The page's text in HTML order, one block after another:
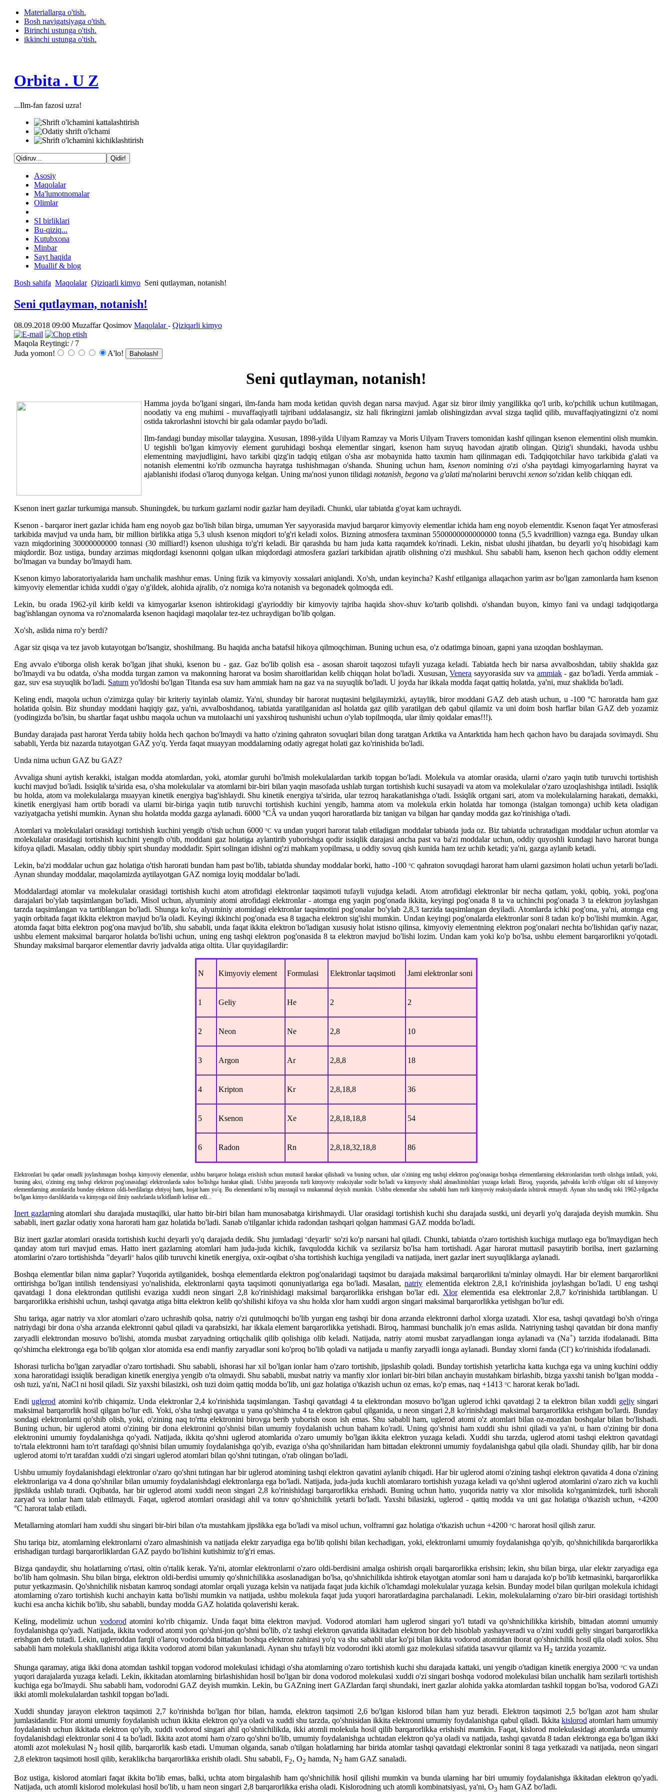
Materiallarga o'tish.
Bosh navigatsiyaga o'tish.
Birinchi ustunga o'tish.
ikkinchi ustunga o'tish.
Orbita . U Z
...Ilm-fan fazosi uzra!
Asosiy
Maqolalar
Ma'lumotnomalar
Olimlar
SI birliklari
Bu-qiziq...
Kutubxona
Minbar
Sayt haqida
Muallif & blog
Bosh sahifa Maqolalar Qiziqarli kimyo Seni qutlayman, notanish!
Seni qutlayman, notanish!
08.09.2018 09:00 Muzaffar Qosimov Maqolalar- Qiziqarli kimyo
Maqola Reytingi: / 7
Juda yomon!
A'lo!
Seni qutlayman, notanish!
Hamma joyda bo'lgani singari, ilm-fanda ham moda ketidan quvish degan narsa mavjud. Agar siz biror ilmiy yangilikka qo'l urib, ko'pchilik uchun kutilmagan,
noodatiy va eng muhimi - muvaffaqiyatli tajribani uddalasangiz, siz hali fikringizni jamlab olishingizdan avval sizga taqlid qilib, muvaffaqiyatingizni o'z nomi
ostida takrorlashni istovchi bir gala odamlar paydo bo'ladi.
Ilm-fandagi bunday misollar talaygina. Xususan, 1898-yilda Uilyam Ramzay va Moris Uilyam Travers tomonidan kashf qilingan ksenon elementini olish mumkin.
U tegishli bo'lgan kimyoviy element guruhidagi boshqa elementlar singari, ksenon ham suyuq havodan ajratib olingan. Qizig'i shundaki, havoda ushbu
elementning mavjudligini, havo tarkibi qizg'in tadqiq etilgan o'sha asr mobaynida hatto taxmin ham qilinmagan edi. Tadqiqotchilar havo tarkibida g'alati va
notanish elementni ko'rib ozmuncha hayratga tushishmagan o'shanda. Shuning uchun ham,ksenon nomining o'zi o'sha paytdagi kimyogarlarning hayrat va
ajablanishi ifodasi o'laroq dunyoga kelgan. Uning ma'nosi yunon tilidagi notanish, begonava g'alatima'nolarini beruvchi xenonso'zidan kelib chiqqan edi.
Ksenon inert gazlar turkumiga mansub. Shuningdek, bu turkum gazlarni nodir gazlar ham deyiladi. Chunki, ular tabiatda g'oyat kam uchraydi.
Ksenon - barqaror inert gazlar ichida ham eng noyob gaz bo'lish bilan birga, umuman Yer sayyorasida mavjud barqaror kimyoviy elementlar ichida ham eng noyob elementdir. Ksenon faqat Yer atmosferasi
tarkibida mavjud va unda ham, bir million birlikka atiga 5,3 ulush ksenon miqdori to'g'ri keladi xolos. Bizning atmosfera taxminan 5500000000000000 tonna (5,5 kvadrillion) vaznga ega. Bunday ulkan
vazn miqdorining 30000000000 tonnasi (30 milliard!) ksenon ulushiga to'g'ri keladi. Bir qarashda bu ham juda katta raqamdek ko'rinadi. Lekin, nisbat ulushi jihatdan, bu deyarli yo'q hisobidagi kam
miqdordir. Boz ustiga, bunday arzimas miqdordagi ksenonni qolgan ulkan miqdordagi atmosfera gazlari tarkibidan ajratib olishning o'zi mushkul. Shu sababli ham, ksenon hech qachon oddiy element
bo'lmagan va bunday bo'lmaydi ham.
Ksenon kimyo laboratoriyalarida ham unchalik mashhur emas. Uning fizik va kimyoviy xossalari aniqlandi. Xo'sh, undan keyincha? Kashf etilganiga allaqachon yarim asr bo'lgan zamonlarda ham ksenon
kimyoviy elementlar ichida xuddi o'gay o'g'ildek, alohida ajralib, o'z nomiga ko'ra notanish va begonadek qolmoqda edi.
Lekin, bu orada 1962-yil kirib keldi va kimyogarlar ksenon ishtirokidagi g'ayrioddiy bir kimyoviy tajriba haqida shov-shuv ko'tarib qolishdi. o'shandan buyon, kimyo fani va undagi tadqiqotlarga
bag'ishlangan oynoma va ro'znomalarda ksenon haqidagi maqolalar tez-tez uchraydigan bo'lib qolgan.
Xo'sh, aslida nima ro'y berdi?
Agar siz qisqa va tez javob kutayotgan bo'lsangiz, shoshilmang. Bu haqida ancha batafsil hikoya qilmoqchiman. Buning uchun esa, o'z odatimga binoan, gapni yana uzoqdan boshlayman.
Eng avvalo e'tiborga olish kerak bo'lgan jihat shuki, ksenon bu - gaz. Gaz bo'lib qolish esa - asosan sharoit taqozosi tufayli yuzaga keladi. Tabiatda hech bir narsa avvalboshdan, tabiiy shaklda gaz
bo'lmaydi va bu odatda, o'sha modda turgan zamon va makonning harorat va bosim sharoitlaridan kelib chiqqan holat bo'ladi. Xususan,Venera sayyorasida suv va ammiak- gaz bo'ladi. Yerda ammiak -
gaz, suv esa suyuqlik bo'ladi. Saturn yo'ldoshi bo'lgan Titanda esa suv ham ammiak ham na gaz va na suyuqlik bo'ladi. U joyda har ikkala modda faqat qattiq holatda, ya'ni, muz shaklida bo'ladi.
Keling endi, maqola uchun o'zimizga qulay bir kriteriy tayinlab olamiz. Ya'ni, shunday bir harorat nuqtasini belgilaymizki, aytaylik, biror moddani GAZ deb atash uchun, u -100 °C haroratda ham gaz
holatida qolsin. Biz shunday moddani haqiqiy gaz, ya'ni, avvalboshdanoq, tabiatda yaratilganidan asl holatda gaz qilib yaratilgan deb qabul qilamiz va uni doim bosh harflar bilan GAZ deb yozamiz
(yodingizda bo'lsin, bu shartlar faqat ushbu maqola uchun va mutolaachi uni yaxshiroq tushunishi uchun o'ylab topilmoqda, ular ilmiy qoidalar emas!!!).
Bunday darajada past harorat Yerda tabiiy holda hech qachon bo'lmaydi va hatto o'zining qahraton sovuqlari bilan dong taratgan Arktika va Antarktida ham hech qachon havo bu darajada sovimaydi. Shu
sababli, Yerda biz nazarda tutayotgan GAZ yo'q. Yerda faqat muayyan moddalarning odatiy agregat holati gaz ko'rinishida bo'ladi.
Unda nima uchun GAZ bu GAZ?
Avvaliga shuni aytish kerakki, istalgan modda atomlardan, yoki, atomlar guruhi bo'lmish molekulalardan tarkib topgan bo'ladi. Molekula va atomlar orasida, ularni o'zaro yaqin tutib turuvchi tortishish
kuchi mavjud bo'ladi. Issiqlik ta'sirida esa, o'sha molekulalar va atomlarni bir-biri bilan yaqin masofada ushlab turgan tortishish kuchi susayadi va atom va molekulalar o'zaro uzoqlashishga intiladi. Issiqlik
bu holda, atom va molekulalarga muayyan kinetik energiya bag'ishlaydi. Shu kinetik energiya ta'sirida, ular tezroq harakatlanishga o'tadi. Issiqlik ortgani sari, atom va molekulalarning harakati, demakki,
kinetik energiyasi ham ortib boradi va ularni bir-biriga yaqin tutib turuvchi tortishish kuchini yengib, hamma atom va molekula erkin holatda har tomonga (istalgan tomonga) uchib keta oladigan
vaziyatgacha yetishi mumkin. Aynan shu holatda modda gazga aylanadi. 6000 °CÂ va undan yuqori haroratlarda biz tanigan va bilgan har qanday modda gaz ko'rinishiga o'tadi.
Atomlari va molekulalari orasidagi tortishish kuchini yengib o'tish uchun 6000°C va undan yuqori harorat talab etiladigan moddalar tabiatda juda oz. Biz tabiatda uchratadigan moddalar uchun atomlar va
molekulalar orasidagi tortishish kuchini yengib o'tib, moddani gaz holatiga aylantirib yuborishga qodir issiqlik darajasi ancha past va ba'zi moddalar uchun, oddiy quyoshli kundagi havo harorat bunga
kifoya qiladi. Masalan, oddiy tibbiy spirt shunday moddadir. Spirt solingan idishni og'zi mahkam yopilmasa, u oddiy sovuq qish kunida ham tez uchib ketadi; ya'ni, gazga aylanib ketadi.
Lekin, ba'zi moddalar uchun gaz holatiga o'tish harorati bundan ham past bo'lib, tabiatda shunday moddalar borki, hatto -100°C qahraton sovuqdagi harorat ham ularni gazsimon holati uchun yetarli bo'ladi.
Aynan shunday moddalar, maqolamizda aytilayotgan GAZ nomiga loyiq moddalar bo'ladi.
Moddalardagi atomlar va molekulalar orasidagi tortishish kuchi atom atrofidagi elektronlar taqsimoti tufayli vujudga keladi. Atom atrofidagi elektronlar bir necha qatlam, yoki, qobiq, yoki, pog'ona
darajalari bo'ylab taqsimlangan bo'ladi. Misol uchun, alyuminiy atomi atrofidagi elektronlar - atomga eng yaqin pog'onada ikkita, keyingi pog'onada 8 ta va uchinchi pog'onada 3 ta elektron joylashgan
tarzda taqsimlangan va tartiblangan bo'ladi. Shunga ko'ra, alyuminiy atomidagi elektronlar taqsimotini pog'onalar bo'ylab 2,8,3 tarzida taqsimlangan deyiladi. Atomlarda ichki pog'ona, ya'ni, atomga eng
yaqin orbitada faqat ikkita elektron mavjud bo'la oladi. Keyingi ikkinchi pog'onada esa 8 tagacha elektron sig'ishi mumkin. Undan keyingi pog'onalarda elektronlar soni 8 tadan ko'p bo'lishi mumkin. Agar,
atomda faqat bitta elektron pog'ona mavjud bo'lib, shu sababli, unda faqat ikkita elektron bo'ladigan xususiy holat istisno qilinsa, kimyoviy elementning elektron pog'onalari nechta bo'lishidan qat'iy nazar,
ushbu element maksimal barqaror holatda bo'lishi uchun, uning eng tashqi elektron pog'onasida 8 ta elektron mavjud bo'lishi lozim. Undan kam yoki ko'p bo'lsa, ushbu element barqarorlikni yo'qotadi.
Shunday maksimal barqaror elementlar davriy jadvalda atiga oltita. Ular quyidagilardir:
N Kimyoviy element Formulasi Elektronlar taqsimoti Jami elektronlar soni
1 Geliy He 2 2
2 Neon Ne 2,8 10
3 Argon Ar 2,8,8 18
4 Kripton Kr 2,8,18,8 36
5 Ksenon Xe 2,8,18,18,8 54
6 Radon Rn 2,8,18,32,18,8 86
Elektronlari bu qadar omadli joylashmagan boshqa kimyoviy elementlar, ushbu barqaror holatga erishish uchun muttasil harakat qilishadi va buning uchun, ular o'zining eng tashqi elektron pog'onasiga boshqa elementlarning elektronlaridan tortib olishga intiladi, yoki,
buning aksi, o'zining eng tashqi elektron pog'onasidagi elektronlarda xalos bo'lishga harakat qiladi. Ushbu jarayonda turli kimyoviy reaksiyalar sodir bo'ladi va kimyoviy shakl almashinishlari yuzaga keladi. Biroq, yuqorida, jadvalda ko'rib o'tilgan olti xil kimyoviy
elementlarning atomlarida bunday elektron oldi-berdilariga ehtiyoj ham, hojat ham yo'q. Bu elementlarni to'liq mustaqil va mukammal deyish mumkin. Ushbu elementlar shu sababli ham turli kimyoviy reaksiyalarda ishtirok etmaydi. Aynan shu tasdiq toki 1962-yilgacha
bo'lgan kimyo darsliklarida va kimyoga oid ilmiy nashrlarda ta'kidlanib kelinar edi...
Inert gazlarning atomlari shu darajada mustaqilki, ular hatto bir-biri bilan ham munosabatga kirishmaydi. Ular orasidagi tortishish kuchi shu darajada sustki, uni deyarli yo'q darajada deyish mumkin. Shu
sababli, inert gazlar odatiy xona harorati ham gaz holatida bo'ladi. Sanab o'tilganlar ichida radondan tashqari qolgan hammasi GAZ modda bo'ladi.
Biz inert gazlar atomlari orasida tortishish kuchi deyarli yo'q darajada dedik. Shu jumladagi"deyarli" so'zi ko'p narsani hal qiladi. Chunki, tabiatda o'zaro tortishish kuchiga mutlaqo ega bo'lmaydigan hech
qanday atom turi mavjud emas. Hatto inert gazlarning atomlari ham juda-juda kichik, favqulodda kichik va sezilarsiz bo'lsa ham tortishadi. Agar harorat muttasil pasaytirib borilsa, inert gazlarning
atomlarini o'zaro tortishishda "deyarli"halos qilib turuvchi kinetik energiya, oxir-oqibat o'sha tortishish kuchiga yengiladi va natijada, inert gazlar inert suyuqliklarga aylanadi.
Boshqa elementlar bilan nima gaplar? Yuqorida aytilganidek, boshqa elementlarda elektron pog'onalaridagi taqsimot bu darajada maksimal barqarorlikni ta'minlay olmaydi. Har bir element barqarorlikni
orttirishga bo'lgan intilish tendensiyasi yo'nalishida, elektronlarni qayta taqsimoti qonuniyatlariga ega bo'ladi. Masalan,natriy elementida elektron 2,8,1 ko'rinishida joylashgan bo'ladi. U eng tashqi
qavatdagi 1 dona elektrondan qutilishi evaziga xuddi neon singari 2,8 ko'rinishidagi maksimal barqarorlikka erishgan bo'lar edi. Xlorelementida esa elektronlar 2,8,7 ko'rinishida tartiblangan. U
barqarorlikka erishishi uchun, tashqi qavatga atiga bitta elektron kelib qo'shilishi kifoya va shu holda xlor ham xuddi argon singari maksimal barqarorlikka yetishgan bo'lur edi.
Shu tariqa, agar natriy va xlor atomlari o'zaro uchrashib qolsa, natriy o'zi qutulmoqchi bo'lib yurgan eng tashqi bir dona arzanda elektronni darhol xlorga uzatadi. Xlor esa, tashqi qavatdagi bo'sh o'ringa
natriydagi bir dona o'sha arzanda elektronni qabul qiladi va qarabsizki, har ikkala element barqarorlikka yetishadi. Biroq, hammasi bunchalik jo'n emas aslida. Natriyning tashqi qavatdan bir dona manfiy
zaryadli elektrondan mosuvo bo'lishi, atomda musbat zaryadning ortiqchalik qilib qolishiga olib keladi. Natijada, natriy atomi musbat zaryadlangan ionga aylanadi va (Na+) tarzida ifodalanadi. Bitta
qo'shimcha elektronga ega bo'lib qolgan xlor atomida esa endi manfiy zaryadlar soni ko'proq bo'lib qoladi va natijada u manfiy zaryadli ionga aylanadi. Bunday xlorni fanda (Cl-) ko'rinishida ifodalanadi.
Ishorasi turlicha bo'lgan zaryadlar o'zaro tortishadi. Shu sababli, ishorasi har xil bo'lgan ionlar ham o'zaro tortishib, jipslashib qoladi. Bunday tortishish yetarlicha katta kuchga ega va uning kuchini oddiy
xona haroratidagi issiqlik beradigan kinetik energiya yengib o'ta olmaydi. Shu sababli, musbat natriy va manfiy xlor ionlari bir-biri bilan anchayin mustahkam birlashib, bizga yaxshi tanish bo'lgan modda -
osh tuzi, ya'ni, NaCl ni hosil qiladi. Siz yaxshi bilasizki, osh tuzi doim qattiq modda bo'lib, uni gaz holatiga o'tkazish uchun oz emas, ko'p emas, naq +1413 °Charorat kerak bo'ladi.
Endiuglerod atomini ko'rib chiqamiz. Unda elektronlar 2,4 ko'rinishida taqsimlangan. Tashqi qavatdagi 4 ta elektrondan mosuvo bo'lgan uglerod ichki qavatdagi 2 ta elektron bilan xuddi geliysingari
maksimal barqarorlik hosil qilgan bo'lur edi. Yoki, o'sha tashqi qavatga u yana qo'shimcha 4 ta elektron qabul qilganida, u neon singari 2,8 ko'rinishdagi maksimal barqarorlikka erishgan bo'lardi. Bunday
sondagi elektronlarni qo'shib olish, yoki, o'zining naq to'rtta elektronini birovga berib yuborish oson ish emas. Shu sababli ham, uglerod atomi o'z atomlari bilan oz-mozdan boshqalar bilan bo'lishadi.
Buning uchun, bir uglerod atomi o'zining bir dona elektronini qo'shnisi bilan umumiy foydalanish uchun baham ko'radi. Uning qo'shnisi ham xuddi shu ishni qiladi va ya'ni, u ham o'zining bir dona
elektronini umumiy foydalanishga qo'yadi. Natijada, ikkita qo'shni uglerod atomlarida o'zaro umumiy bo'lgan ikkita elektron yuzaga keladi. Xuddi shu tarzda, uglerod atomi tashqi elektron qavatdagi
to'rtala elektronni ham to'rt tarafdagi qo'shnisi bilan umumiy foydalanishga qo'yib, evaziga o'sha qo'shnilaridan ham bittadan elektronni umumiy foydalanishga qabul qila oladi. Shunday qilib, har bir dona
uglerod atomi to'rt tarafdan xuddi o'zi singari uglerod atomlari bilan qo'shni tutingan, o'rab olingan bo'ladi.
Ushbu umumiy foydalanishdagi elektronlar o'zaro qo'shni tutingan har bir uglerod atomining tashqi elektron qavatini aylanib chiqadi. Har bir uglerod atomi o'zining tashqi elektron qavatida 4 dona o'zining
elektronlariga va 4 dona qo'shnilar bilan umumiy foydalanishdagi elektronlarga ega bo'ladi. Natijada, juda-juda kuchli atomlararo tortishish yuzaga keladi va qo'shni uglerod atomlarini o'zaro zich va kuchli
jipslikda ushlab turadi. Oqibatda, har bir uglerod atomi xuddi neon singari 2,8 ko'rinishidagi barqarorlikka erishadi. Buning uchun hatto, yuqorida natriy va xlor misolida ko'rganimizdek, turli ishorali
zaryad va ionlar ham talab etilmaydi. Faqat, uglerod atomlari orasidagi ahil va totuv qo'shnichilik yetarli bo'ladi. Yaxshi bilasizki, uglerod - qattiq modda va uni gaz holatiga o'tkazish uchun, +4200
°C harorat talab etiladi.
Metallarning atomlari ham xuddi shu singari bir-biri bilan o'ta mustahkam jipslikka ega bo'ladi va misol uchun, volframni gaz holatiga o'tkazish uchun +4200 °Charorat hosil qilish zarur.
Shu tariqa biz, atomlarning elektronlarni o'zaro almashinish va natijada elektr zaryadiga ega bo'lib qolishi bilan kechadigan, yoki, elektronlarni umumiy foydalanishga qo'yib, qo'shnichilikda barqarorlikka
erishadigan turdagi barqarorliklardan GAZ paydo bo'lishini kutishimiz to'g'ri emas.
Bizga qandaydir, shu holatlarning o'rtasi, oltin o'rtalik kerak. Ya'ni, atomlar elektronlarni o'zaro oldi-berdisini amalga oshirish orqali barqarorlikka erishsin; lekin, shu bilan birga, ular elektr zaryadiga ega
bo'lib ham qolmasin. Shu bilan birga, elektron oldi-berdisi umumiy qo'shnichilikka asoslanadigan bo'lsa, qo'shnichilikda ishtirok etayotgan atomlar soni ham u darajada ko'p bo'lib ketmasinki, barqarorlikka
putur yetkazmasin. Qo'shnichilik nisbatan kamroq sondagi atomlar orqali yuzaga kelsin va natijada faqat juda kichik o'lchamdagi molekulalar yuzaga kelsin. Bunday model bilan qurilgan molekula ichidagi
atomlarning o'zaro tortishish kuchi anchayin katta bo'lishi mumkin va natijada, ushbu molekula faqat juda yuqori haroratlardagina parchalanadi. Lekin, molekulalarning o'zaro bir-biri orasidagi tortishish
kuchi esa ancha kichik bo'lib, shu sababli, bunday modda GAZ holatida qolaverishi kerak.
Keling, modelimiz uchun vodorod atomini ko'rib chiqamiz. Unda faqat bitta elektron mavjud. Vodorod atomlari ham uglerod singari yo'l tutadi va qo'shnichilikka kirishib, bittadan atomni umumiy
foydalanishga qo'yadi. Natijada, ikkita vodorod atomi yon qo'shni-jon qo'shni bo'lib, o'z tashqi elektron qavatida ikkitadan elektron bor deb hisoblab yashayveradi va o'zini xuddi geliy singari barqarorlikka
erishgan deb tutadi. Lekin, ugleroddan farqli o'laroq vodorodda bittadan boshqa elektron zahirasi yo'q va shu sababli ular ko'pi bilan ikkita vodorod atomidan iborat qo'shnichilik hosil qila oladi xolos. Shu
sababli ham molekula shakllanishi atiga ikkita vodorod atomi bilan yakunlanadi. Aynan shu tufayli biz vodorodni ikki atomli gaz molekulasi sifatida tasavvur qilamiz va H2 tarzida yozamiz.
Shunga qaramay, atiga ikki dona atomdan tashkil topgan vodorod molekulasi ichidagi o'sha atomlarning o'zaro tortishish kuchi shu darajada kattaki, uni yengib o'tadigan kinetik energiya 2000 °Cva undan
yuqori darajalarda yuzaga keladi. Lekin, ikkitadan atomlarning birlashishidan hosil bo'lgan bir dona vodorod molekulasi xuddi o'zi singari boshqa vodorod molekulasi bilan unchalik ham sezilarli tortishish
kuchiga ega bo'lmaydi. Shu sababli ham, vodorodni GAZ deyish mumkin. Lekin, bu GAZning inert GAZlardan farqi shundaki, inert gazlar alohida yakka atomlardan tashkil topgan bo'lsa, vodorod GAZi
ikki atomli molekulalardan tashkil topgan bo'ladi.
Xuddi shunday jarayon elektron taqsimoti 2,7 ko'rinishda bo'lgan ftor bilan, hamda, elektron taqsimoti 2,6 bo'lgan kislorod bilan ham yuz beradi. Elektron taqsimoti 2,5 bo'lgan azot ham shular
jumlasidandir. Ftor atomi umumiy foydalanish uchun ikkita elektron qo'ya oladi va xuddi shu tarzda, qo'shnisidan ikkita elektronni umumiy foydalanishga qabul qiladi. Ikkita kislorodatomlari ham umumiy
foydalanish uchun ikkitada elektron qo'yib, xuddi vodorod singari ahil qo'shnichilikda, ikki atomli molekula hosil qilib barqarorlikka erishishi mumkin. Faqat, kislorod molekulasidagi atomlarda umumiy
foydalanishdagi elektronlar soni 4 ta bo'ladi. Ikkita azot atomi ham o'zaro qo'shni bo'lib, umumiy foydalanishga uchtadan elektron qo'ya oladi va natijada, tashqi qavatda 8 tadan elektronga ega bo'lgan ikki
atomli azot molekulasi N2 hosil qilib, barqarorlik kasb etadi. Umuman olganda, sanab o'tilgan holatlarning har birida atomlar tashqi qavatdagi elektronlar sonini 8 taga yetkazadi va natijada, neon singari
2,8 elektron taqsimoti hosil qilib, keraklikcha barqarorlikka erishib oladi. Shu sababli, F2, O2 hamda, N2 ham GAZ sanaladi.
Boz ustiga, kislorod atomlari faqat ikkita bo'lib emas, balki, uchta atom birgalashib ham qo'shnichilik hosil qilishi mumkin va bunda ularning har biri umumiy foydalanishga ikkitadan elektron qo'yadi.
Natijada, uch atomli kislorod molekulasi hosil bo'lib, u ham neon singari 2,8 barqarorlikka erisha oladi. Kislorodning uch atomli kombinatsiyasi, ya'ni, O3 ham GAZ bo'ladi.